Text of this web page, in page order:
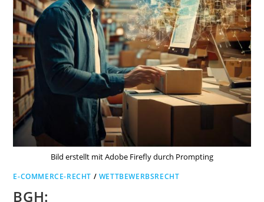
Bild erstellt mit Adobe Firefly durch Prompting
E-COMMERCE-RECHT / WETTBEWERBSRECHT
BGH: